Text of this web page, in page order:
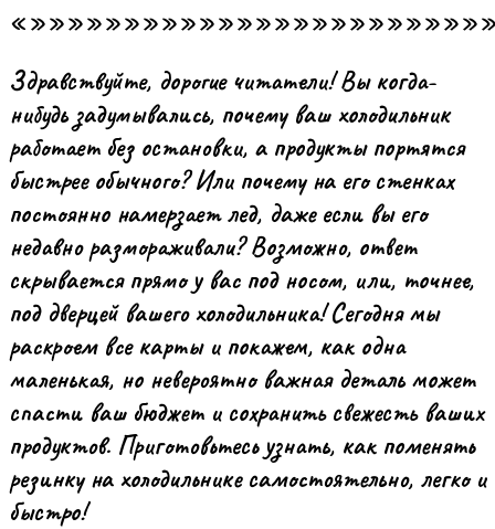
Здравствуйте, дорогие читатели! Вы когда-
нибудь задумывались, почему ваш холодильник
работает без остановки, а продукты портятся
быстрее обычного? Или почему на его стенках
постоянно намерзает лед, даже если вы его
недавно размораживали? Возможно, ответ
скрывается прямо у вас под носом, или, точнее,
под дверцей вашего холодильника! Сегодня мы
раскроем все карты и покажем, как одна
маленькая, но невероятно важная деталь может
спасти ваш бюджет и сохранить свежесть ваших
продуктов. Приготовьтесь узнать, как поменять
резинку на холодильнике самостоятельно, легко и
быстро!